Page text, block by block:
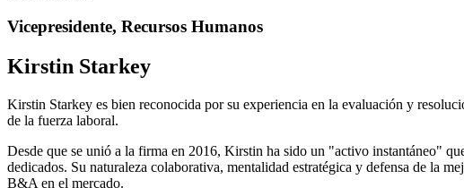
Vicepresidente, Recursos Humanos
Kirstin Starkey
Kirstin Starkey es bien reconocida por su experiencia en la evaluación y
de la fuerza laboral.
Desde que se unió a la firma en 2016, Kirstin ha sido un "activo instantáneo"
dedicados. Su naturaleza colaborativa, mentalidad estratégica y defensa de la
B&A en el mercado.